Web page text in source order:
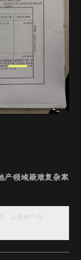
领域疑难复杂案
，上海房产纠